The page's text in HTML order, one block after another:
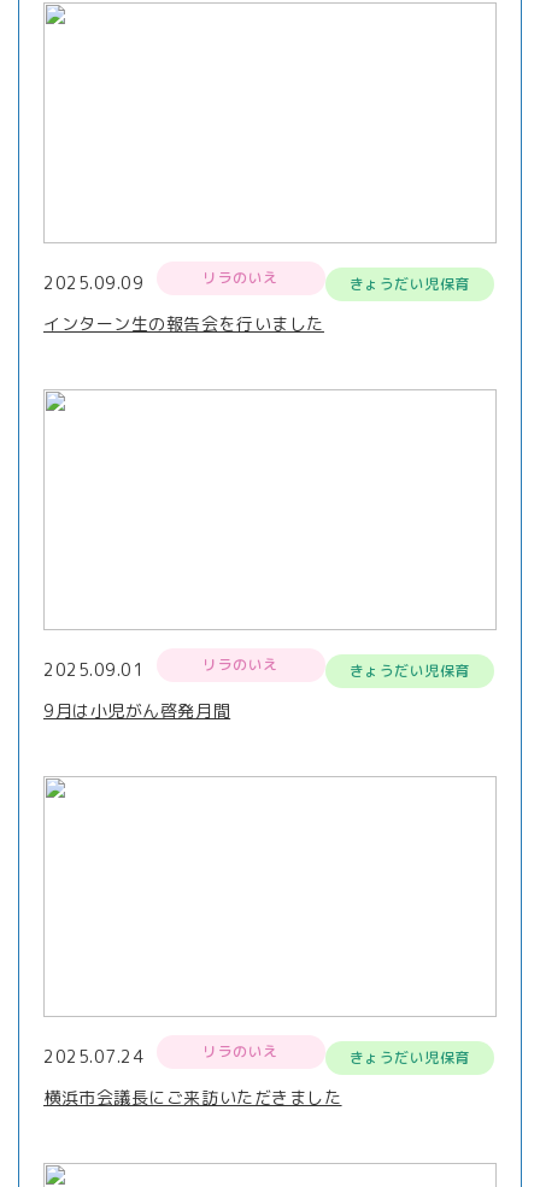
2025.09.09 リラのいえ きょうだい児保育
インターン生の報告会を行いました
2025.09.01 リラのいえ きょうだい児保育
9月は小児がん啓発月間
2025.07.24 リラのいえ きょうだい児保育
横浜市会議長にご来訪いただきました